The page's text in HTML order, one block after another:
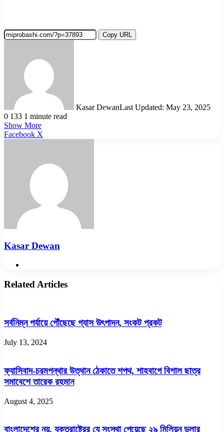
Copy URL
Kasar DewanLast Updated: May 23, 2025
0 133 1 minute read
Show More
Facebook X
Kasar Dewan
Related Articles
সর্বনিম্ন পর্যায়ে পৌঁছেছে গ্যাস উৎপাদন, সংকট প্রকট
July 13, 2024
ফ্যাসিবাদ-চরমপন্থার উত্থান ঠেকাতে শপথ, শাহবাগে বিশাল ছাত্র
সমাবেশে তারেক রহমান
August 4, 2025
বাংলাদেশের নয়, যুক্তরাষ্ট্রের যে সংস্থা পেয়েছে ২৯ মিলিয়ন ডলার